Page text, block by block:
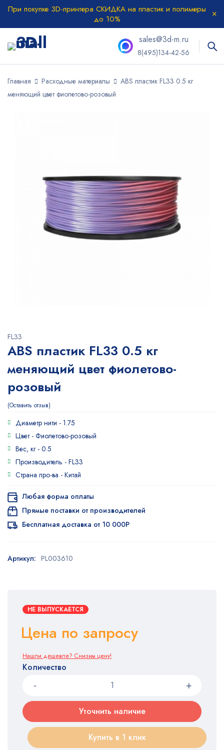
При покупке 3D-принтера СКИДКА на пластик и полимеры
до 10%
sales@3d-m.ru
8(495)134-42-56
Главная Расходные материалы
ABS пластик FL33 0.5 кг
меняющий цвет фиолетово-розовый
FL33
ABS пластик FL33 0.5 кг
меняющий цвет фиолетово-
розовый
Оставить отзыв
Диаметр нити - 1.75
Цвет - Фиолетово-розовый
Вес, кг - 0.5
Производитель - FL33
Страна про-ва - Китай
НЕ ВЫПУСКАЕТСЯ
Цена по запросу
Нашли дешевле? Снизим цену!
Количество
Уточнить наличие
Купить в 1 клик
Любая форма оплаты
Прямые поставки от производителей
Бесплатная доставка от 10 000Р
Артикул: PL003610